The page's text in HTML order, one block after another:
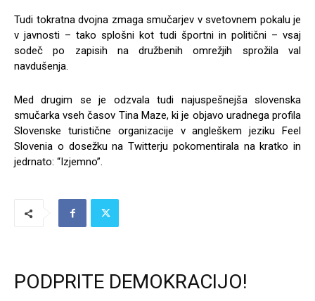
Tudi tokratna dvojna zmaga smučarjev v svetovnem pokalu je
v javnosti – tako splošni kot tudi športni in politični – vsaj
sodeč po zapisih na družbenih omrežjih sprožila val
navdušenja.
Med drugim se je odzvala tudi najuspešnejša slovenska
smučarka vseh časov Tina Maze, ki je objavo uradnega profila
Slovenske turistične organizacije v angleškem jeziku Feel
Slovenia o dosežku na Twitterju pokomentirala na kratko in
jedrnato: “Izjemno”.
PODPRITE DEMOKRACIJO!